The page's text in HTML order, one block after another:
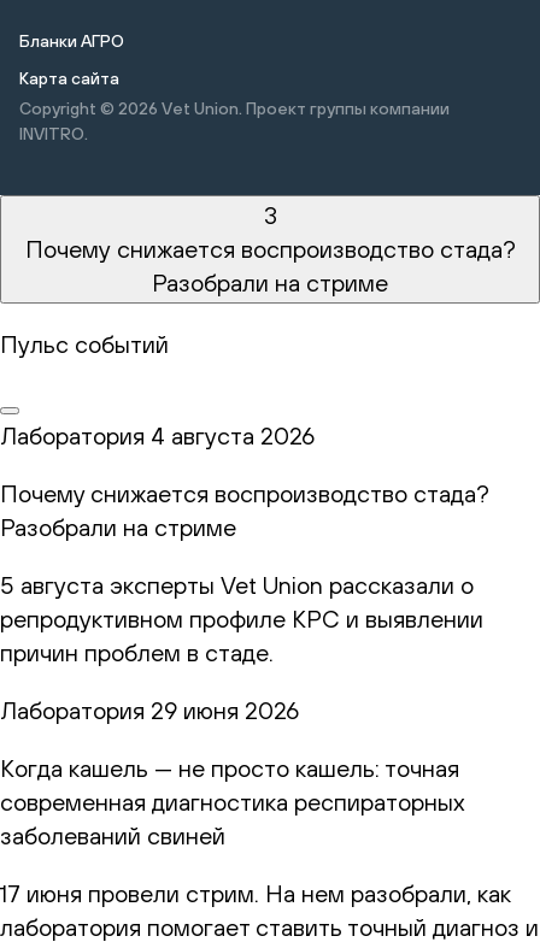
Бланки АГРО
Карта сайта
Copyright © 2026 Vet Union. Проект группы компании
INVITRO.
3
Почему снижается воспроизводство стада?
Разобрали на стриме
Пульс событий
Лаборатория 4 августа 2026
Почему снижается воспроизводство стада?
Разобрали на стриме
5 августа эксперты Vet Union рассказали о
репродуктивном профиле КРС и выявлении
причин проблем в стаде.
Лаборатория 29 июня 2026
Когда кашель — не просто кашель: точная
современная диагностика респираторных
заболеваний свиней
17 июня провели стрим. На нем разобрали, как
лаборатория помогает ставить точный диагноз и